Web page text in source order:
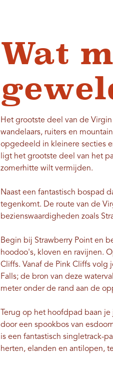
Wat
Het grootste deel van de
wandelaars, ruiters en
opgedeeld in kleinere secties
ligt het grootste deel van het
zomerhitte wilt vermijden.
Naast een fantastisch bospad
tegenkomt. De route van de
bezienswaardigheden zoals
Begin bij Strawberry Point en
hoodoo's, kloven en ravijnen.
Cliffs. Vanaf de Pink Cliffs volg
Falls; de bron van deze
meter onder de rand aan de
Terug op het hoofdpad baan
door een spookbos van
is een fantastisch singletrack-
herten, elanden en antilopen,